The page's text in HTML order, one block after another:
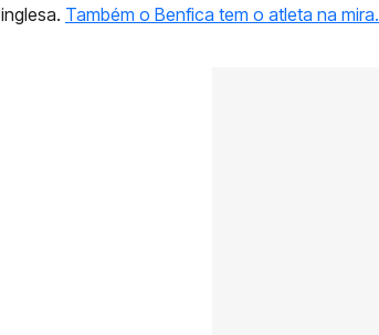
inglesa. Também o Benfica tem o atleta na mira.